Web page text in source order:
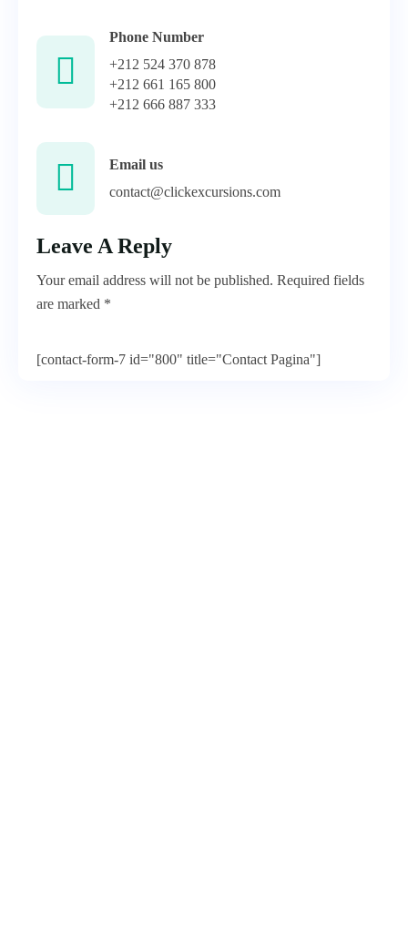
Phone Number
+212 524 370 878
+212 661 165 800
+212 666 887 333
Email us
contact@clickexcursions.com
Leave A Reply
Your email address will not be published. Required fields
are marked *
[contact-form-7 id="800" title="Contact Pagina"]